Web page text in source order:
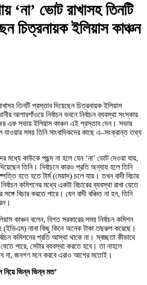
‘না’ ভোট রাখাসহ তিনটি
চিত্রনায়ক ইলিয়াস কাঞ্চন
তিনটি প্রস্তাব দিয়েছেন চিত্রনায়ক ইলিয়াস
আগারগাঁওয়ে নির্বাচন ভবনে নির্বাচন ব্যবস্থা সংস্কার
এক সভায় ইলিয়াস কাঞ্চন এই প্রস্তাব দেন। সভায়
সময় তিনি সাংবাদিকদের কাছে এ–সংক্রান্ত তথ্য
মধ্যে কাউকে পছন্দ না হলে যেন ‘না’ ভোট দেওয়া যায়,
তিনি। নির্বাচনে কারও প্রতি অন্যায় হলে তিনি
হতে হতে টার্ম (মেয়াদ) চলে যায়। তখন বাদী বিচার
কমিশনের মধ্যে একটা বিচারের ব্যবস্থা রাখা যেতে
বিচার করতে পারে। যেন বাদী বঞ্চিত না হন, তিনি
কাঞ্চন বলেন, বিগত সরকারের সময় নির্বাচন কমিশন
(ইভিএম) নানা কিছু কিনে অনেক টাকা তছরুপ করেছে।
কমিশনের প্রতি আস্থা থাকে না। স্বচ্ছতা কীভাবে
পারে, সেটার ব্যবস্থা করতে হবে। তা নাহলে
জনগণ মনে করবে এরাও আগের মতোই।
নিয়ে ভিন্ন ভিন্ন মত’